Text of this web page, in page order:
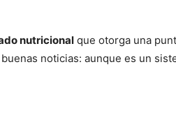
nutricional que otorga una
noticias: aunque es un